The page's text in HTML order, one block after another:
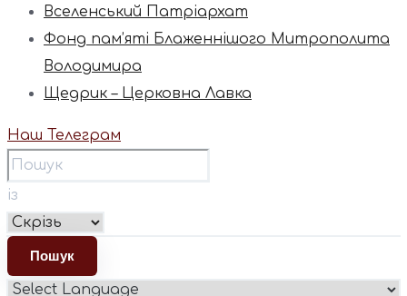
Вселенський Патріархат
Фонд пам’яті Блаженнішого Митрополита
Володимира
Щедрик – Церковна Лавка
Наш Телеграм
із